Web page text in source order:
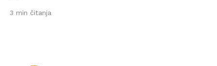
3 min čitanja